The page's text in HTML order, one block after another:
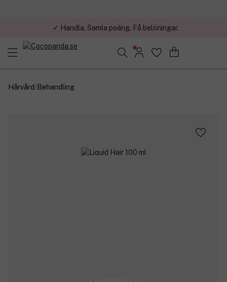
✓ Handla. Samla poäng. Få belöningar.
Hårvård/Behandling